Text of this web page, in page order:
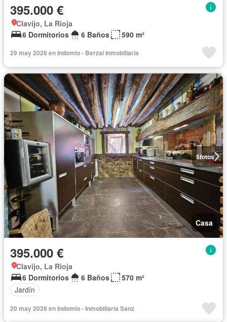
395.000 €
Clavijo, La Rioja
6 Dormitorios
6 Baños 590 m²
29 may 2026 en Indomio - Berzal Inmobiliaria
5fotos
Casa
395.000 €
Clavijo, La Rioja
6 Dormitorios
6 Baños
570 m²
Jardín
20 may 2026 en Indomio - Inmobiliaria Sanz